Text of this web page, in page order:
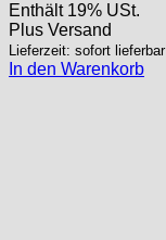
Enthält 19% USt.
Plus Versand
Lieferzeit: sofort lieferbar
In den Warenkorb